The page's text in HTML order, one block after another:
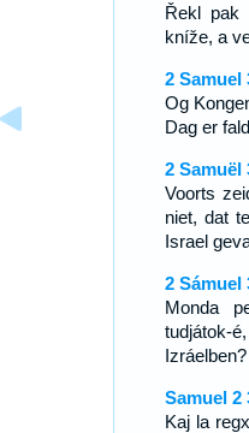
Řekl pak
kníže, a
2 Samuel
Og
Dag er
2 Samuël
Voorts
niet, dat
Israel
2 Sámuel
Monda
tudjátok-
Izráelben?
Samuel 2
Kaj la